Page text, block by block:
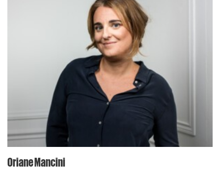
Oriane Mancini